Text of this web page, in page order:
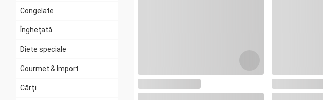
Ulei și Oțet
Dulceață
Congelate
Înghețată
Diete speciale
Gourmet & Import
Cărţi